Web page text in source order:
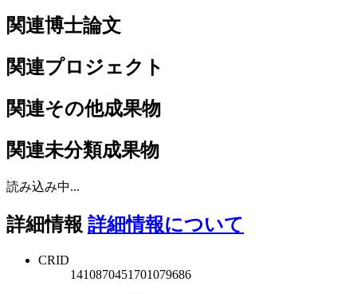
関連博士論文
関連プロジェクト
関連その他成果物
関連未分類成果物
読み込み中...
詳細情報 詳細情報について
CRID
1410870451701079686